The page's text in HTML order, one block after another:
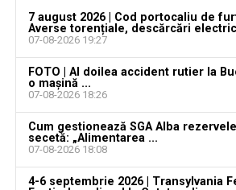
august 2026. AJOFM Alba a
vacante
Locuri de muncă în Galda de
august 2026. AJOFM Alba a
vacante
Locuri de muncă în Teiuș,
2026. AJOFM Alba a publicat
vacante
7 august 2026 | Cod portocaliu de
Averse torențiale, descărcări
07-08-2026 19:27
FOTO | Al doilea accident rutier la
o mașină ...
07-08-2026 18:26
Cum gestionează SGA Alba
secetă: „Alimentarea ...
07-08-2026 18:08
4-6 septembrie 2026 | Transylvania